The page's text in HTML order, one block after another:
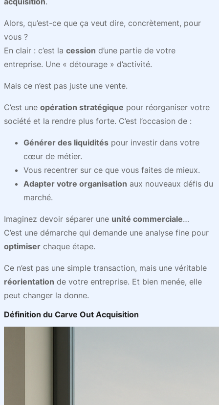
Alors, qu’est-ce que ça veut dire, concrètement, pour
vous ?
En clair : c’est la cession d’une partie de votre
entreprise. Une « détourage » d’activité.
Mais ce n’est pas juste une vente.
C’est une opération stratégique pour réorganiser votre
société et la rendre plus forte. C’est l’occasion de :
Générer des liquidités pour investir dans votre
cœur de métier.
Vous recentrer sur ce que vous faites de mieux.
Adapter votre organisation aux nouveaux défis du
marché.
Imaginez devoir séparer une unité commerciale…
C’est une démarche qui demande une analyse fine pour
optimiser chaque étape.
Ce n’est pas une simple transaction, mais une véritable
réorientation de votre entreprise. Et bien menée, elle
peut changer la donne.
Définition du Carve Out Acquisition